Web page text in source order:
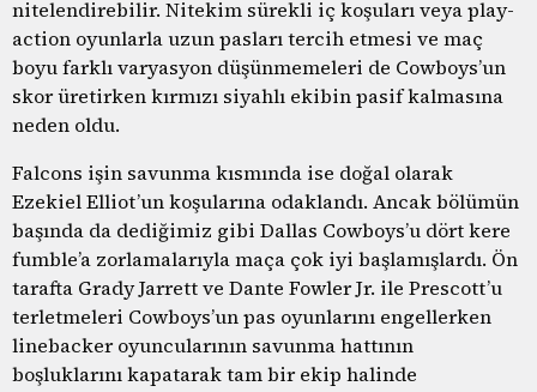
nitelendirebilir. Nitekim sürekli iç koşuları veya play-
action oyunlarla uzun pasları tercih etmesi ve maç
boyu farklı varyasyon düşünmemeleri de Cowboys’un
skor üretirken kırmızı siyahlı ekibin pasif kalmasına
neden oldu.
Falcons işin savunma kısmında ise doğal olarak
Ezekiel Elliot’un koşularına odaklandı. Ancak bölümün
başında da dediğimiz gibi Dallas Cowboys’u dört kere
fumble’a zorlamalarıyla maça çok iyi başlamışlardı. Ön
tarafta Grady Jarrett ve Dante Fowler Jr. ile Prescott’u
terletmeleri Cowboys’un pas oyunlarını engellerken
linebacker oyuncularının savunma hattının
boşluklarını kapatarak tam bir ekip halinde